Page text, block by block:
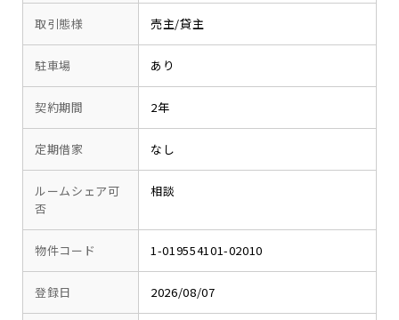
取引態様 売主/貸主
駐車場 あり
契約期間 2年
定期借家 なし
ルームシェア可
否
相談
物件コード 1-019554101-02010
登録日 2026/08/07